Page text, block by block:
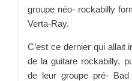
groupe néo- rockabilly
Verta-Ray.
C’est ce dernier qui allait
de la guitare rockabilly,
de leur groupe pré-